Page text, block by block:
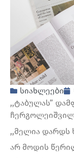
სიახლეები
,,ტაბულას”
,,მელია დარდს
არ მოდის